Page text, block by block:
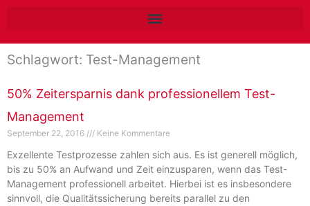
springen
Schlagwort: Test-Management
50% Zeitersparnis dank professionellem Test-
Management
September 22, 2016 Keine Kommentare
Exzellente Testprozesse zahlen sich aus. Es ist generell möglich,
bis zu 50% an Aufwand und Zeit einzusparen, wenn das Test-
Management professionell arbeitet. Hierbei ist es insbesondere
sinnvoll, die Qualitätssicherung bereits parallel zu den